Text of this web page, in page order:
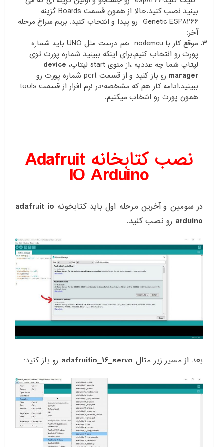
بینید نصب کنید.حالا از همون قسمت Boards گزینه
Genetic ESP8266 رو پیدا و انتخاب کنید. بریم سراغ مرحله
آخر:
موقع کار با nodemcu هم درست مثل UNO باید شماره
پورت رو انتخاب کنیم.برای اینکه ببینید شماره پورت توی
لپتاپ شما چه عددیه ،از منوی start لپتاپ،
device
manager
رو باز کنید و از قسمت port شماره پورت رو
ببینید.ادامه کار هم که مشخصه؛در نرم افزار از قسمت tools
همون پورت رو انتخاب میکنیم.
نصب کتابخانه Adafruit
IO Arduino
در سومین و آخرین مرحله اول باید کتابخونه adafruit io
arduino رو نصب کنید.
بعد از مسیر زیر مثال adafruitio_16_servo رو باز کنید: